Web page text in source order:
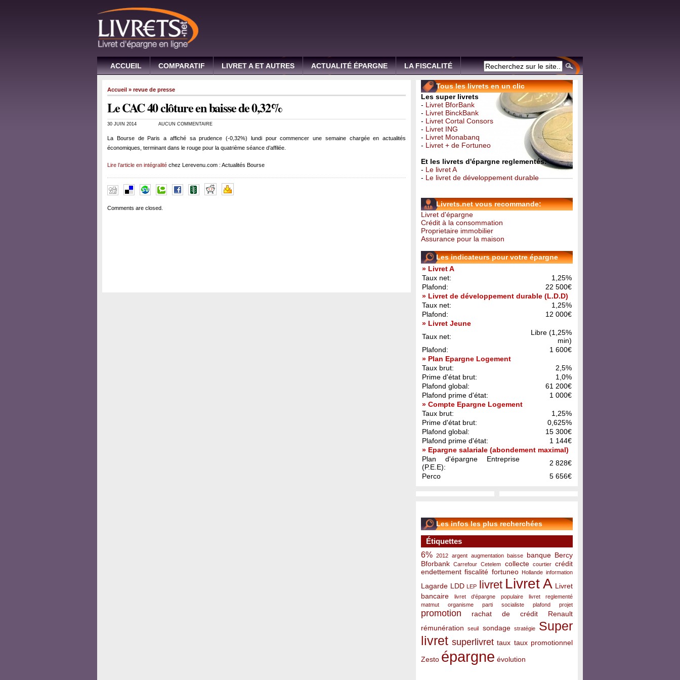
ACCUEIL COMPARATIF LIVRET A ET AUTRES ACTUALITÉ ÉPARGNE LA FISCALITÉ
Accueil » revue de presse
Le CAC 40 clôture en baisse de 0,32%
30 JUIN 2014 AUCUN COMMENTAIRE
La Bourse de Paris a affiché sa prudence (-0,32%) lundi pour commencer une semaine chargée en actualités
économiques, terminant dans le rouge pour la quatrième séance d’affilée.
Lire l’article en intégralité chez Lerevenu.com : Actualités Bourse
Comments are closed.
Tous les livrets en un clic
Les super livrets
- Livret BforBank
- Livret BinckBank
- Livret Cortal Consors
- Livret ING
- Livret Monabanq
- Livret + de Fortuneo
Et les livrets d'épargne reglementés:
- Le livret A
- Le livret de développement durable
Livrets.net vous recommande:
Livret d'épargne
Crédit à la consommation
Proprietaire immobilier
Assurance pour la maison
Les indicateurs pour votre épargne
» Livret A
Taux net:
1,25%
Plafond:
22 500€
» Livret de développement durable (L.D.D)
Taux net:
1,25%
Plafond:
12 000€
» Livret Jeune
Taux net:
Libre (1,25%
min)
Plafond:
1 600€
» Plan Epargne Logement
Taux brut:
2,5%
Prime d'état brut:
1,0%
Plafond global:
61 200€
Plafond prime d'état:
1 000€
» Compte Epargne Logement
Taux brut:
1,25%
Prime d'état brut:
0,625%
Plafond global:
15 300€
Plafond prime d'état:
1 144€
» Epargne salariale (abondement maximal)
Plan d'épargne Entreprise
(P.E.E):
2 828€
Perco
5 656€
Les infos les plus recherchées
Étiquettes
6% 2012 argent augmentation baisse banque Bercy
Bforbank
Carrefour Cetelem collecte courtier
crédit
endettement fiscalité fortuneo Hollande information
Lagarde LDD LEP livret Livret A Livret
bancaire
livret d'épargne populaire
livret reglementé
matmut
organisme parti socialiste plafond projet
promotion rachat de crédit
Renault
rémunération
seuil sondage stratégie
Super
livret superlivret taux taux promotionnel
Zesto épargne évolution